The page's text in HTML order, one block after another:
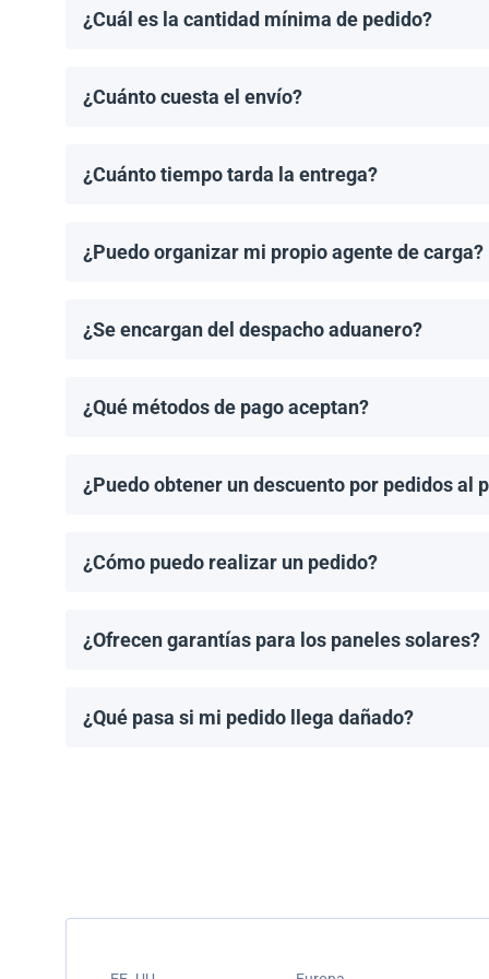
¿Cuál es la cantidad mínima de pedido?
¿Cuánto cuesta el envío?
¿Cuánto tiempo tarda la entrega?
¿Puedo organizar mi propio agente de carga?
¿Se encargan del despacho aduanero?
¿Qué métodos de pago aceptan?
¿Puedo obtener un descuento por pedidos al
¿Cómo puedo realizar un pedido?
¿Ofrecen garantías para los paneles solares?
¿Qué pasa si mi pedido llega dañado?